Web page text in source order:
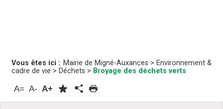
Vous êtes ici : Mairie de Migné-Auxances > Environnement &
cadre de vie > Déchets > Broyage des déchets verts
A= A- A+